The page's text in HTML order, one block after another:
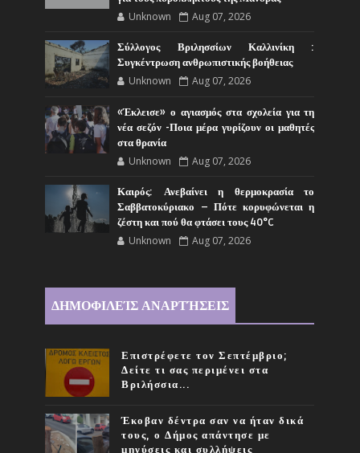
Unknown Aug 07, 2026
Σύλλογος Βριλησσίων Καλλινίκη :
Συγκέντρωση ανθρωπιστικής βοήθειας
Unknown Aug 07, 2026
«Έκλεισε» ο αγιασμός στα σχολεία για τη
νέα σεζόν -Ποια μέρα γυρίζουν οι μαθητές
στα θρανία
Unknown Aug 07, 2026
Καιρός: Ανεβαίνει η θερμοκρασία το
Σαββατοκύριακο – Πότε κορυφώνεται η
ζέστη και πού θα φτάσει τους 40°C
Unknown Aug 07, 2026
ΔΗΜΟΦΙΛΕΊΣ ΑΝΑΡΤΉΣΕΙΣ
Επιστρέφετε τον Σεπτέμβριο;
Δείτε τι σας περιμένει στα
Βριλήσσια...
Έκοβαν δέντρα σαν να ήταν δικά
τους, ο Δήμος απάντησε με
μηνύσεις και συλλήψεις